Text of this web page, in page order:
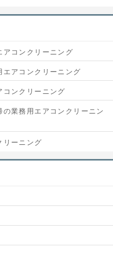
アコンクリーニング
アコンクリーニング
コンクリーニング
業務用エアコンクリーニン
リーニング